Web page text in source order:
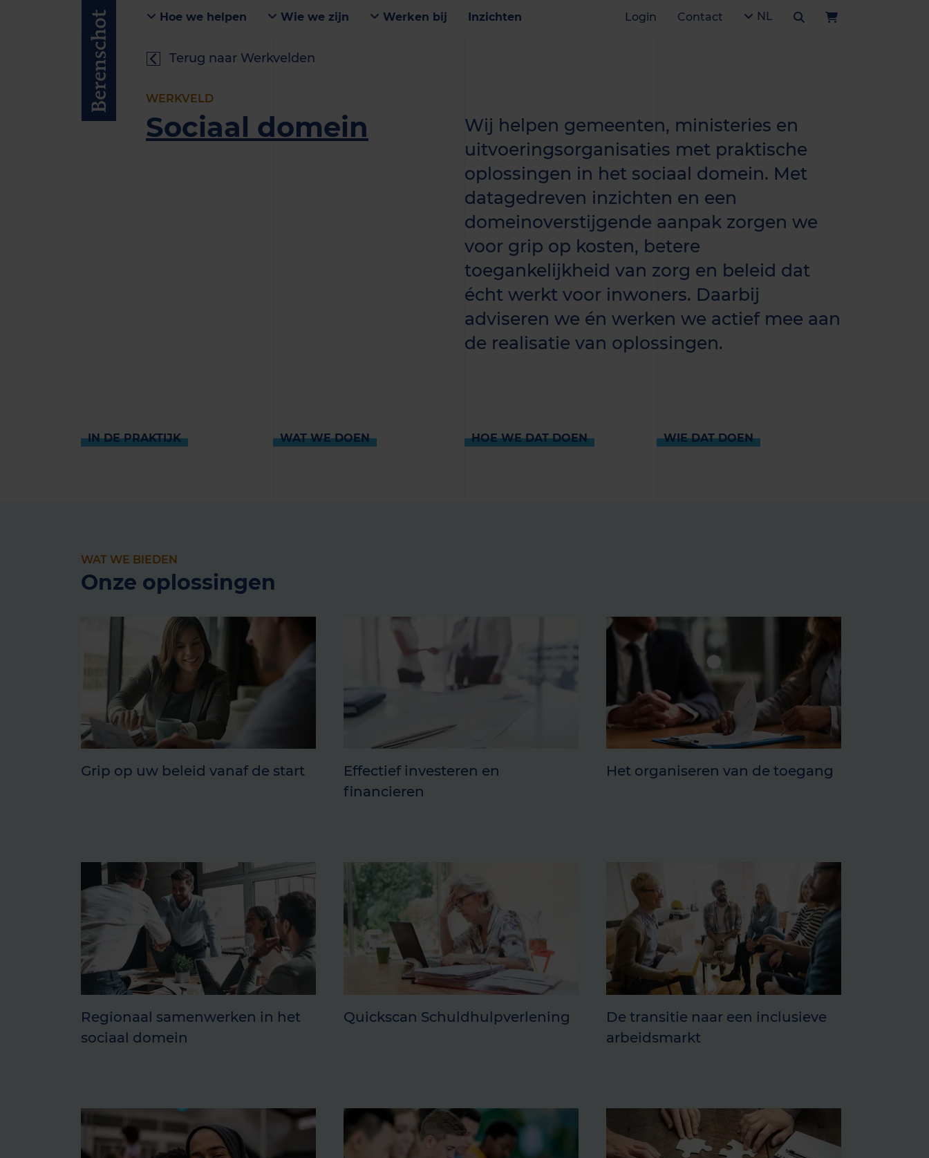
Hoe we helpen Wie we zijn Werken bij Inzichten Login Contact NL
Terug naar Werkvelden
WERKVELD
Sociaal domein
Wij helpen gemeenten, ministeries en
uitvoeringsorganisaties met praktische
oplossingen in het sociaal domein. Met
datagedreven inzichten en een
domeinoverstijgende aanpak zorgen we
voor grip op kosten, betere
toegankelijkheid van zorg en beleid dat
écht werkt voor inwoners. Daarbij
adviseren we én werken we actief mee aan
de realisatie van oplossingen.
IN DE PRAKTIJK WAT WE DOEN HOE WE DAT DOEN WIE DAT DOEN
WAT WE BIEDEN
Onze oplossingen
Grip op uw beleid vanaf de start
Effectief investeren en
financieren
Het organiseren van de toegang
Regionaal samenwerken in het
sociaal domein
Quickscan Schuldhulpverlening
De transitie naar een inclusieve
arbeidsmarkt